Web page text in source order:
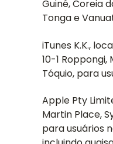
Guiné, Coreia
Tonga e
iTunes K.K.,
10-1
Tóquio, para
Apple Pty
Martin Place,
para usuários